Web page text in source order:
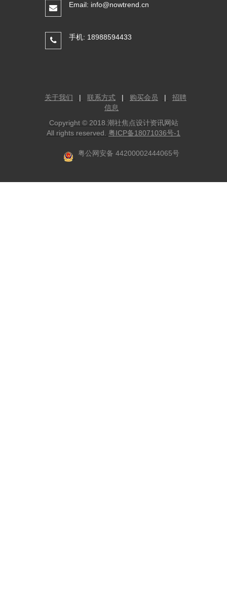
Email: info@nowtrend.cn
手机: 18988594433
关于我们 | 联系方式 | 购买会员 |
招聘
信息
Copyright © 2018.潮社焦点设计资讯网站
All rights reserved. 粤ICP备18071036号-1
粤公网安备 44200002444065号